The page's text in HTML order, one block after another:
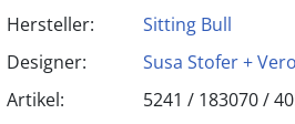
Hersteller:
Sitting Bull
Designer:
Susa Stofer +
Artikel:
5241 / 183070/